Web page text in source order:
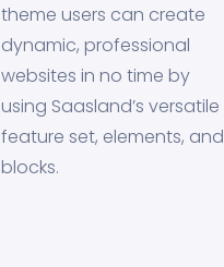
theme users can create
dynamic, professional
websites in no time by
using Saasland’s versatile
feature set, elements, and
blocks.